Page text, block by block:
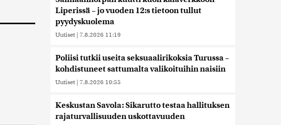
Liperissä – jo vuoden 12:s tietoon tullut
pyydyskuolema
Uutiset | 7.8.2026 11:19
Poliisi tutkii useita seksuaalirikoksia Turussa –
kohdistuneet sattumalta valikoituihin naisiin
Uutiset | 7.8.2026 10:55
Keskustan Savola: Sikarutto testaa hallituksen
rajaturvallisuuden uskottavuuden